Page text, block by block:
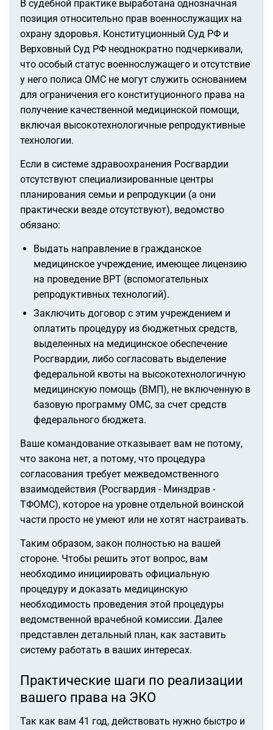
В судебной практике выработана однозначная
позиция относительно прав военнослужащих на
охрану здоровья. Конституционный Суд РФ и
Верховный Суд РФ неоднократно подчеркивали,
что особый статус военнослужащего и отсутствие
у него полиса ОМС не могут служить основанием
для ограничения его конституционного права на
получение качественной медицинской помощи,
включая высокотехнологичные репродуктивные
технологии.
Если в системе здравоохранения Росгвардии
отсутствуют специализированные центры
планирования семьи и репродукции (а они
практически везде отсутствуют), ведомство
обязано:
Выдать направление в гражданское
медицинское учреждение, имеющее лицензию
на проведение ВРТ (вспомогательных
репродуктивных технологий).
Заключить договор с этим учреждением и
оплатить процедуру из бюджетных средств,
выделенных на медицинское обеспечение
Росгвардии, либо согласовать выделение
федеральной квоты на высокотехнологичную
медицинскую помощь (ВМП), не включенную в
базовую программу ОМС, за счет средств
федерального бюджета.
Ваше командование отказывает вам не потому,
что закона нет, а потому, что процедура
согласования требует межведомственного
взаимодействия (Росгвардия - Минздрав -
ТФОМС), которое на уровне отдельной воинской
части просто не умеют или не хотят настраивать.
Таким образом, закон полностью на вашей
стороне. Чтобы решить этот вопрос, вам
необходимо инициировать официальную
процедуру и доказать медицинскую
необходимость проведения этой процедуры
ведомственной врачебной комиссии. Далее
представлен детальный план, как заставить
систему работать в ваших интересах.
Практические шаги по реализации
вашего права на ЭКО
Так как вам 41 год, действовать нужно быстро и